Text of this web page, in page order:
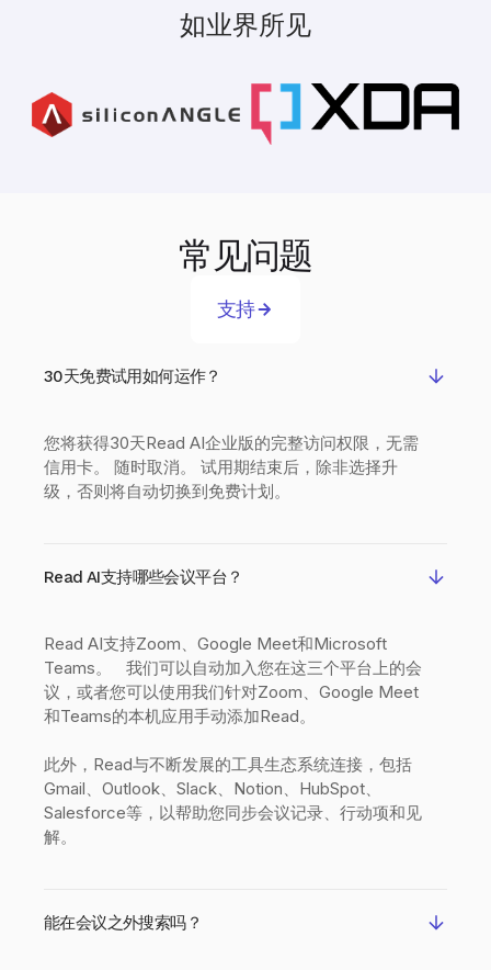
如业界所见
常见问题
支持
30天免费试用如何运作？
您将获得30天Read AI企业版的完整访问权限，无需
信用卡。 随时取消。 试用期结束后，除非选择升
级，否则将自动切换到免费计划。
Read AI支持哪些会议平台？
Read AI支持Zoom、Google Meet和Microsoft
Teams。 我们可以自动加入您在这三个平台上的会
议，或者您可以使用我们针对Zoom、Google Meet
和Teams的本机应用手动添加Read。
此外，Read与不断发展的工具生态系统连接，包括
Gmail、Outlook、Slack、Notion、HubSpot、
Salesforce等，以帮助您同步会议记录、行动项和见
解。
能在会议之外搜索吗？